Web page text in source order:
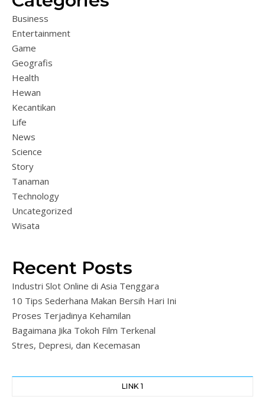
Business
Entertainment
Game
Geografis
Health
Hewan
Kecantikan
Life
News
Science
Story
Tanaman
Technology
Uncategorized
Wisata
Recent Posts
Industri Slot Online di Asia Tenggara
10 Tips Sederhana Makan Bersih Hari Ini
Proses Terjadinya Kehamilan
Bagaimana Jika Tokoh Film Terkenal
Stres, Depresi, dan Kecemasan
LINK 1